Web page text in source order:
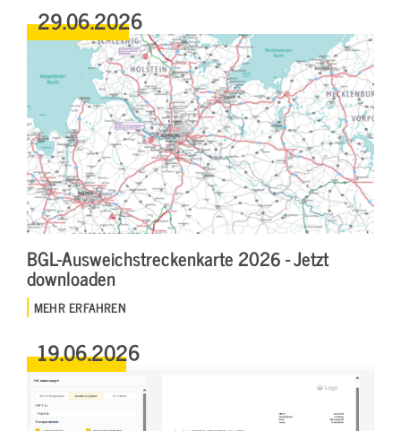
29.06.2026
BGL-Ausweichstreckenkarte 2026 - Jetzt
downloaden
MEHR ERFAHREN
19.06.2026